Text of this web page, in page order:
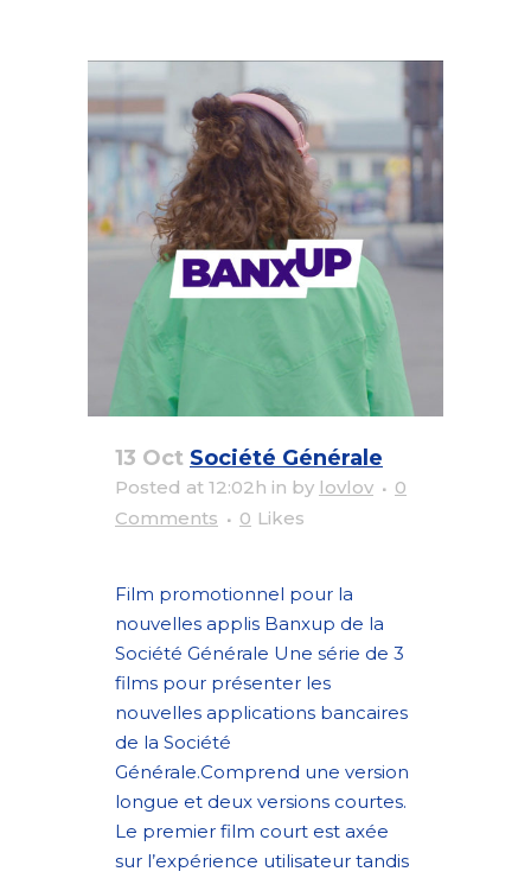
13 Oct Société Générale
Posted at 12:02h in by lovlov
0
Comments
0 Likes
Film promotionnel pour la
nouvelles applis Banxup de la
Société Générale Une série de 3
films pour présenter les
nouvelles applications bancaires
de la Société
Générale.Comprend une version
longue et deux versions courtes.
Le premier film court est axée
sur l’expérience utilisateur tandis